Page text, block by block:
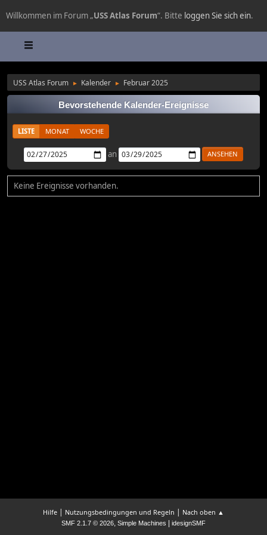
Willkommen im Forum „USS Atlas Forum“. Bitte loggen Sie sich ein.
USS Atlas Forum ► Kalender ► Februar 2025
Bevorstehende Kalender-Ereignisse
LISTE MONAT WOCHE
an
Keine Ereignisse vorhanden.
Hilfe | Nutzungsbedingungen und Regeln | Nach oben ▲
SMF 2.1.7 © 2026, Simple Machines idesignSMF